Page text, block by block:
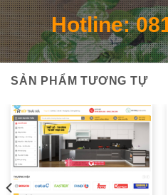
Hotline:
SẢN PHẨM TƯƠNG TỰ